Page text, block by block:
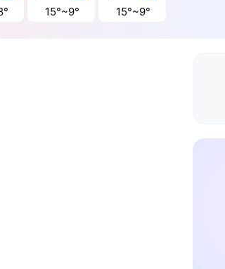
15°~9°
15°~9°